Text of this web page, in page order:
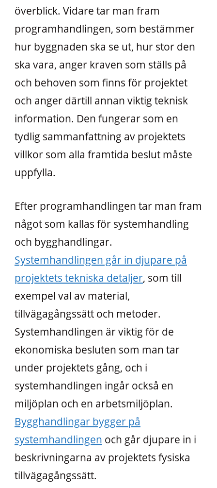
överblick. Vidare tar man fram
programhandlingen, som bestämmer
hur byggnaden ska se ut, hur stor den
ska vara, anger kraven som ställs på
och behoven som finns för projektet
och anger därtill annan viktig teknisk
information. Den fungerar som en
tydlig sammanfattning av projektets
villkor som alla framtida beslut måste
uppfylla.
Efter programhandlingen tar man fram
något som kallas för systemhandling
och bygghandlingar.
Systemhandlingen går in djupare på
projektets tekniska detaljer, som till
exempel val av material,
tillvägagångssätt och metoder.
Systemhandlingen är viktig för de
ekonomiska besluten som man tar
under projektets gång, och i
systemhandlingen ingår också en
miljöplan och en arbetsmiljöplan.
Bygghandlingar bygger på
systemhandlingen och går djupare in i
beskrivningarna av projektets fysiska
tillvägagångssätt.